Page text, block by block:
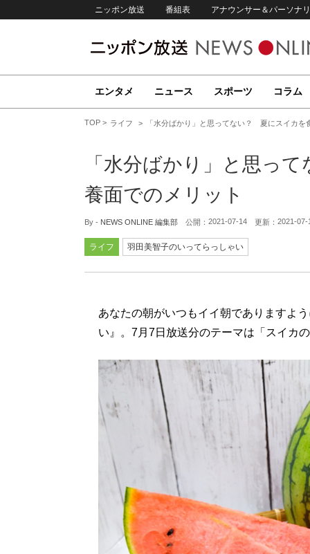
ニッポン放送 番組表 アナウンサー＆パーソナ
エンタメ ニュース スポーツ コラム
TOP ライフ 「水分ばかり」と思ってない？ 夏にスイカを
「水分ばかり」と思っ
養面でのメリット
By - NEWS ONLINE 編集部 公開： 2021-07-14 更新： 2021-07-
ライフ 羽田美智子のいってらっしゃい
あなたの朝がいつもイイ朝でありますよ
い』。7月7日放送分のテーマは「スイカ